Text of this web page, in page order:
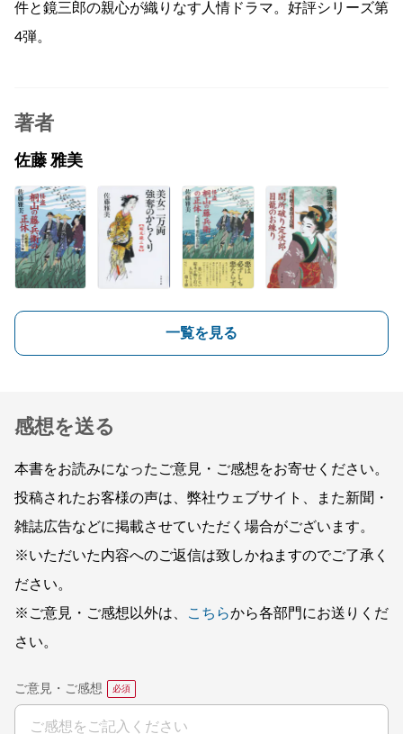
件と鏡三郎の親心が織りなす人情ドラマ。好評シリーズ第
4弾。
著者
佐藤 雅美
一覧を見る
感想を送る
本書をお読みになったご意見・ご感想をお寄せください。
投稿されたお客様の声は、弊社ウェブサイト、また新聞・
雑誌広告などに掲載させていただく場合がございます。
※いただいた内容へのご返信は致しかねますのでご了承く
ださい。
※ご意見・ご感想以外は、
こちらから各部門にお送りくだ
さい。
ご意見・ご感想